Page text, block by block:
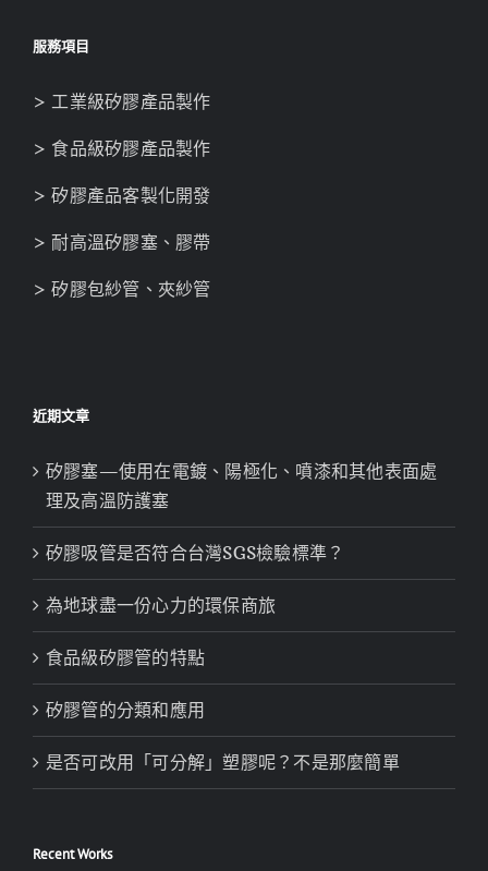
服務項目
> 工業級矽膠產品製作
> 食品級矽膠產品製作
> 矽膠產品客製化開發
> 耐高溫矽膠塞、膠帶
> 矽膠包紗管、夾紗管
近期文章
矽膠塞—使用在電鍍、陽極化、噴漆和其他表面處
理及高溫防護塞
矽膠吸管是否符合台灣SGS檢驗標準？
為地球盡一份心力的環保商旅
食品級矽膠管的特點
矽膠管的分類和應用
是否可改用「可分解」塑膠呢？不是那麼簡單
Recent Works